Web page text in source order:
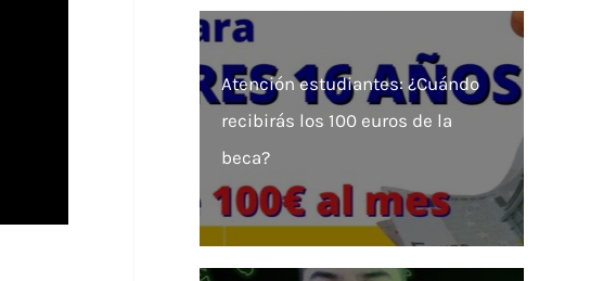
Atención estudiantes: ¿Cuándo
recibirás los 100 euros de la
beca?